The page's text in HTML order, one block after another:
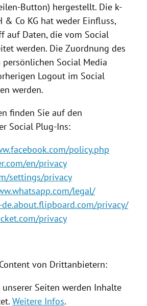
Button) hergestellt. Die k-
Co KG hat weder Einfluss,
auf Daten, die vom Social
werden. Die Zuordnung des
persönlichen Social Media
Logout im Social
werden.
finden Sie auf den
Social Plug-Ins:
policy.php
en/privacy
settings/privacy
legal/
privacy/
privacy
von Drittanbietern:
Seiten werden Inhalte
Weitere Infos.